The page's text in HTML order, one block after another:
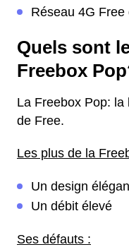
Réseau 4G
Quels sont
Freebox
La Freebox Pop:
de Free.
Les plus de la
Un design
Un débit élevé
Ses défauts :